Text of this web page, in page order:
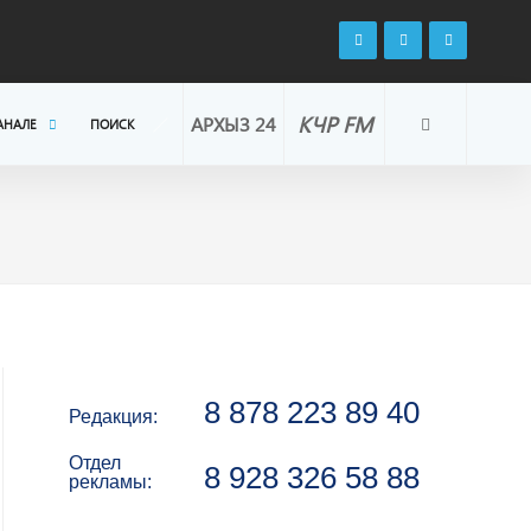
КЧР FM
АРХЫЗ 24
ПОИСК
Редакция: 8 878 223 89 40
Отдел
рекламы:
8 928 326 58 88